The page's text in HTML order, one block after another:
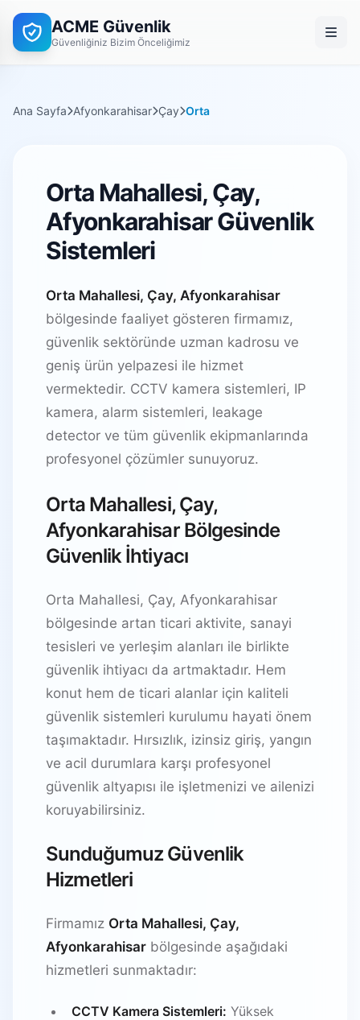
ACME Güvenlik
Güvenliğiniz Bizim Önceliğimiz
Ana Sayfa Afyonkarahisar Çay Orta
Orta Mahallesi, Çay,
Afyonkarahisar Güvenlik
Sistemleri
Orta Mahallesi, Çay, Afyonkarahisar
bölgesinde faaliyet gösteren firmamız,
güvenlik sektöründe uzman kadrosu ve
geniş ürün yelpazesi ile hizmet
vermektedir. CCTV kamera sistemleri, IP
kamera, alarm sistemleri, leakage
detector ve tüm güvenlik ekipmanlarında
profesyonel çözümler sunuyoruz.
Orta Mahallesi, Çay,
Afyonkarahisar Bölgesinde
Güvenlik İhtiyacı
Orta Mahallesi, Çay, Afyonkarahisar
bölgesinde artan ticari aktivite, sanayi
tesisleri ve yerleşim alanları ile birlikte
güvenlik ihtiyacı da artmaktadır. Hem
konut hem de ticari alanlar için kaliteli
güvenlik sistemleri kurulumu hayati önem
taşımaktadır. Hırsızlık, izinsiz giriş, yangın
ve acil durumlara karşı profesyonel
güvenlik altyapısı ile işletmenizi ve ailenizi
koruyabilirsiniz.
Sunduğumuz Güvenlik
Hizmetleri
Firmamız Orta Mahallesi, Çay,
Afyonkarahisar bölgesinde aşağıdaki
hizmetleri sunmaktadır:
CCTV Kamera Sistemleri: Yüksek